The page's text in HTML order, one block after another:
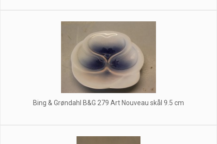
Bing & Grøndahl B&G 279 Art Nouveau skål 9.5 cm